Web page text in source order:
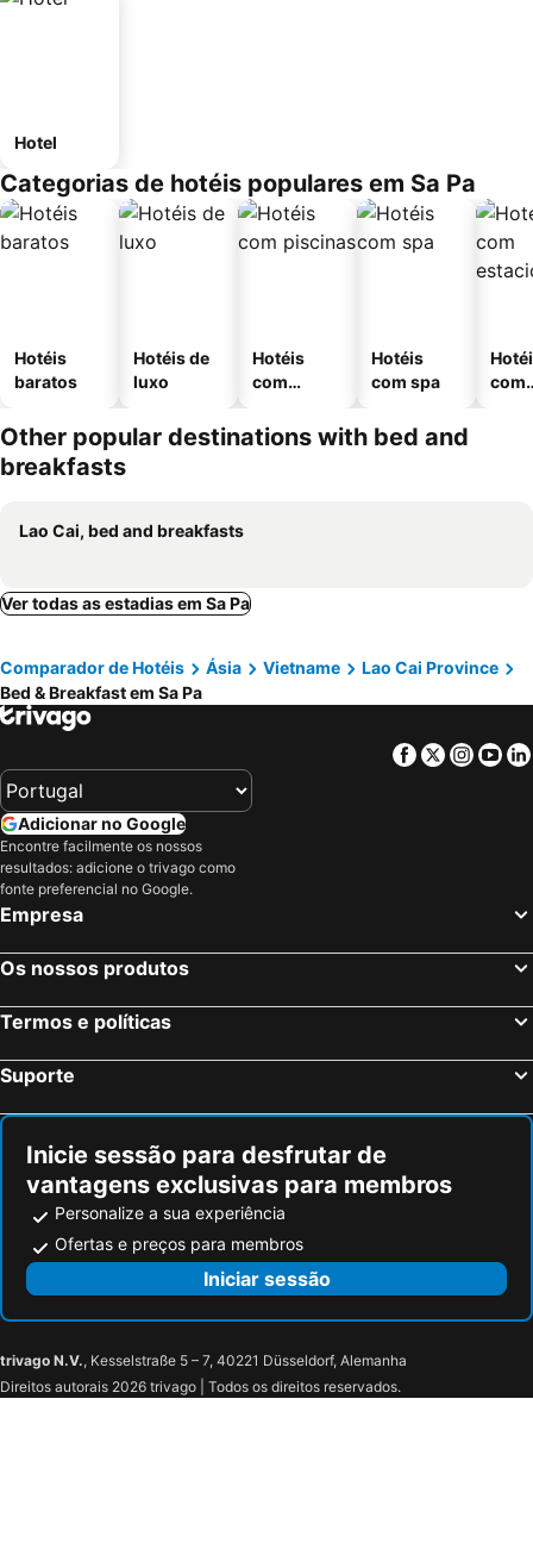
Hotel
Categorias de hotéis populares em Sa Pa
Hotéis
baratos
Hotéis de
luxo
Hotéis
com
Hotéis
com spa
com
Other popular destinations with bed and
breakfasts
Lao Cai, bed and breakfasts
Ver todas as estadias em Sa Pa
Comparador de Hotéis Ásia Vietname
Lao Cai Province
Bed & Breakfast em Sa Pa
Facebook
Twitter
Adicionar no Google
Encontre facilmente os nossos
resultados: adicione o trivago como
fonte preferencial no Google.
Empresa
Os nossos produtos
Termos e políticas
Suporte
Inicie sessão para desfrutar de
vantagens exclusivas para membros
Personalize a sua experiência
Ofertas e preços para membros
Iniciar sessão
trivago N.V., Kesselstraße 5 – 7, 40221 Düsseldorf, Alemanha
Direitos autorais 2026 trivago | Todos os direitos reservados.